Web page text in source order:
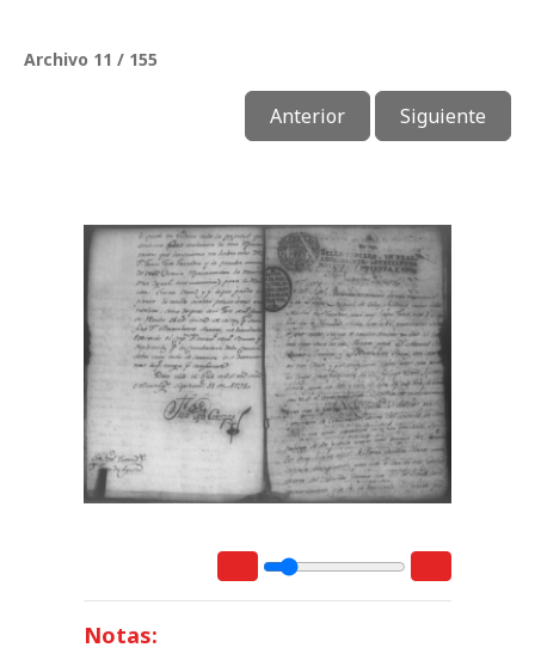
Archivo 11 / 155
Anterior Siguiente
Notas: